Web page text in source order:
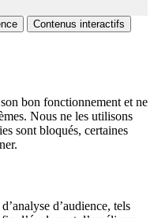
Contenus interactifs
bon fonctionnement et ne
Nous ne les utilisons
sont bloqués, certaines
d’audience, tels